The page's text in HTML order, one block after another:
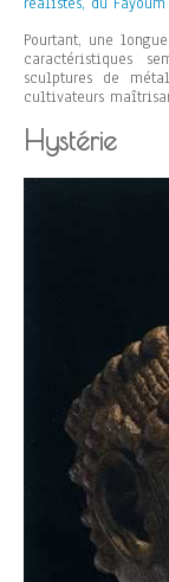
Pourtant, une
caractéristiques
sculptures de
cultivateurs
Hystérie